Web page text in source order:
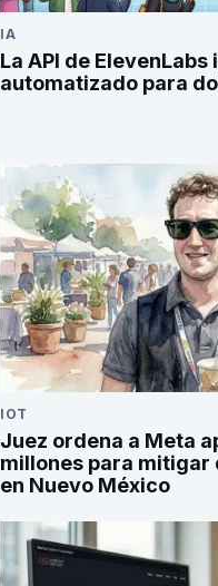
IA
La API de
automatizado para
IOT
Juez ordena a Meta
millones para mitigar
en Nuevo México